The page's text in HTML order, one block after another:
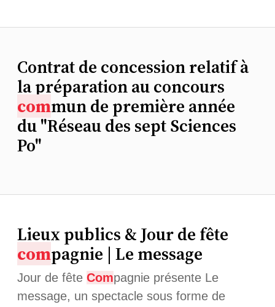
Contrat de concession relatif à
la préparation au concours
commun de première année
du "Réseau des sept Sciences
Po"
Lieux publics & Jour de fête
compagnie | Le message
Jour de fête Compagnie présente Le
message, un spectacle sous forme de